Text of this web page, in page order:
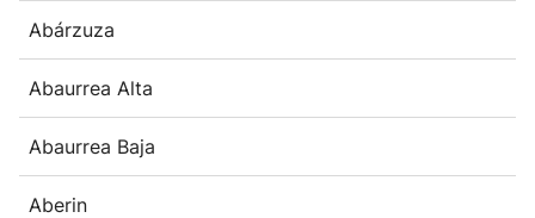
Abárzuza
Abaurrea Alta
Abaurrea Baja
Aberin